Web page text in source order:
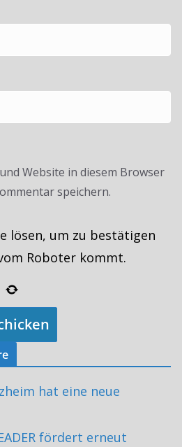
Website in diesem Browser
speichern.
lösen, um zu bestätigen
Roboter kommt.
hat eine neue
fördert erneut